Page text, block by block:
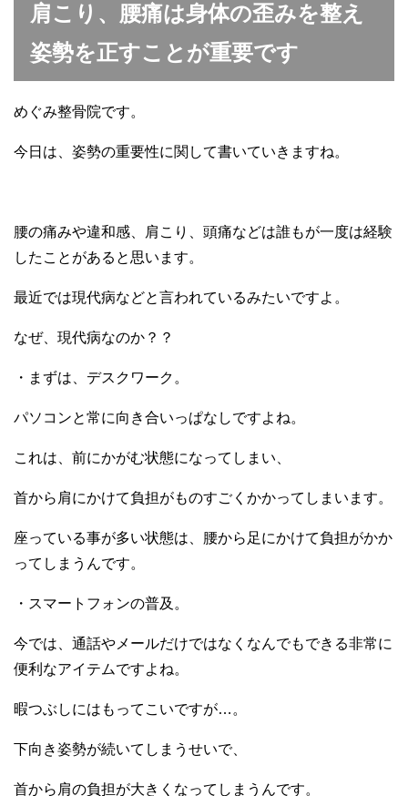
肩こり、腰痛は身体の歪みを整え
姿勢を正すことが重要です
めぐみ整骨院です。
今日は、姿勢の重要性に関して書いていきますね。
腰の痛みや違和感、肩こり、頭痛などは誰もが一度は経験
したことがあると思います。
最近では現代病などと言われているみたいですよ。
なぜ、現代病なのか？？
・まずは、デスクワーク。
パソコンと常に向き合いっぱなしですよね。
これは、前にかがむ状態になってしまい、
首から肩にかけて負担がものすごくかかってしまいます。
座っている事が多い状態は、腰から足にかけて負担がかか
ってしまうんです。
・スマートフォンの普及。
今では、通話やメールだけではなくなんでもできる非常に
便利なアイテムですよね。
暇つぶしにはもってこいですが…。
下向き姿勢が続いてしまうせいで、
首から肩の負担が大きくなってしまうんです。